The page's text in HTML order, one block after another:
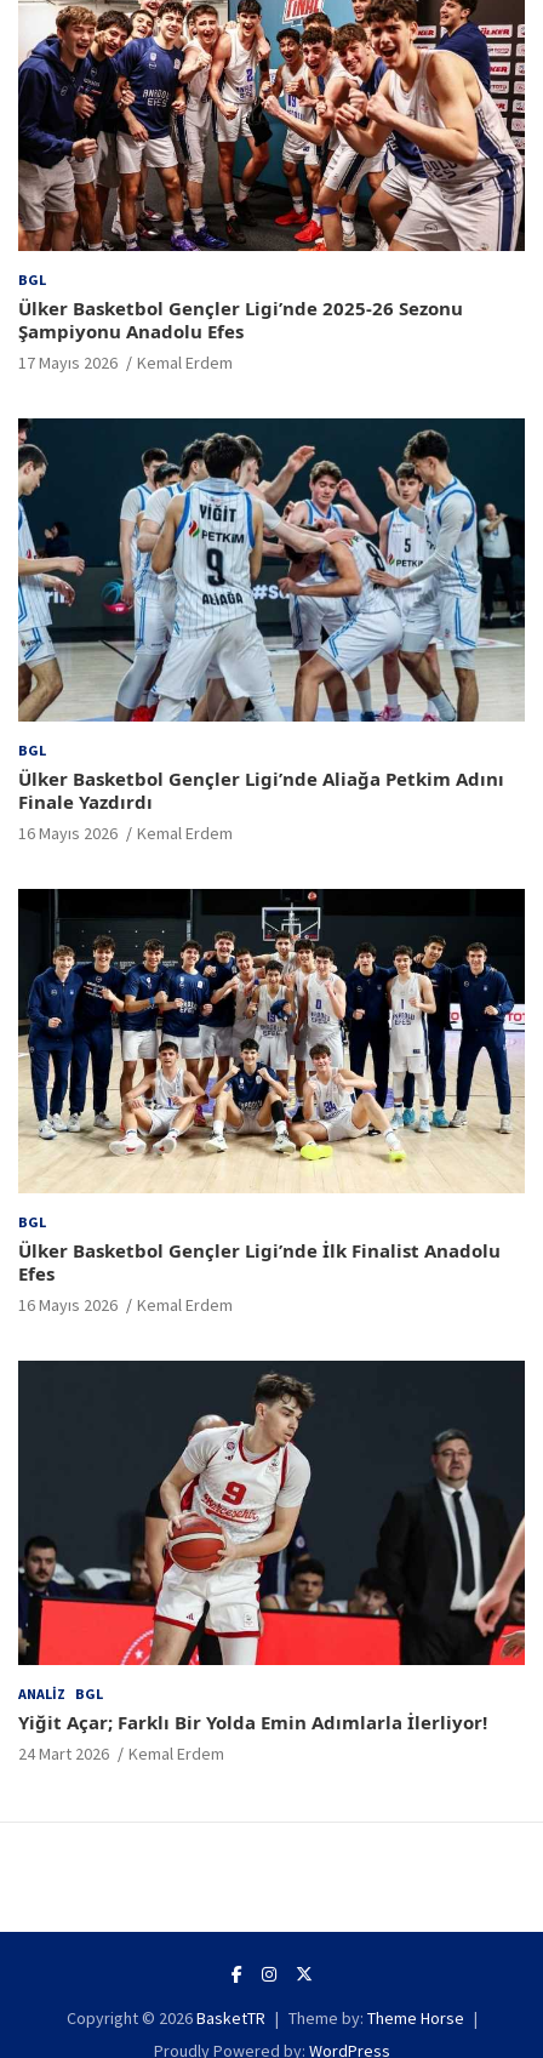
BGL
Ülker Basketbol Gençler Ligi’nde 2025-26 Sezonu
Şampiyonu Anadolu Efes
17 Mayıs 2026 Kemal Erdem
BGL
Ülker Basketbol Gençler Ligi’nde Aliağa Petkim Adını
Finale Yazdırdı
16 Mayıs 2026 Kemal Erdem
BGL
Ülker Basketbol Gençler Ligi’nde İlk Finalist Anadolu
Efes
16 Mayıs 2026 Kemal Erdem
ANALIZ BGL
Yiğit Açar; Farklı Bir Yolda Emin Adımlarla İlerliyor!
24 Mart 2026 Kemal Erdem
Copyright © 2026BasketTR Theme by: Theme Horse
Proudly Powered by: WordPress